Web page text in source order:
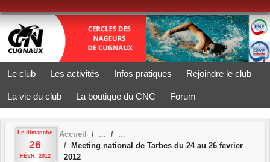
Le club Les activités Infos pratiques Rejoindre le club
La vie du club La boutique du CNC Forum
Le dimanche
26
FÉVR. 2012
Accueil
Meeting national de Tarbes du 24 au 26 fevrier
2012